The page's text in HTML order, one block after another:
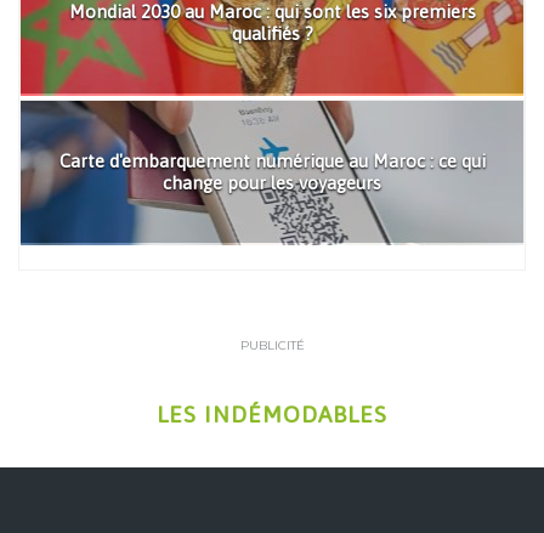
Mondial 2030 au Maroc : qui sont les six premiers
qualifiés ?
Carte d'embarquement numérique au Maroc : ce qui
change pour les voyageurs
PUBLICITÉ
LES INDÉMODABLES